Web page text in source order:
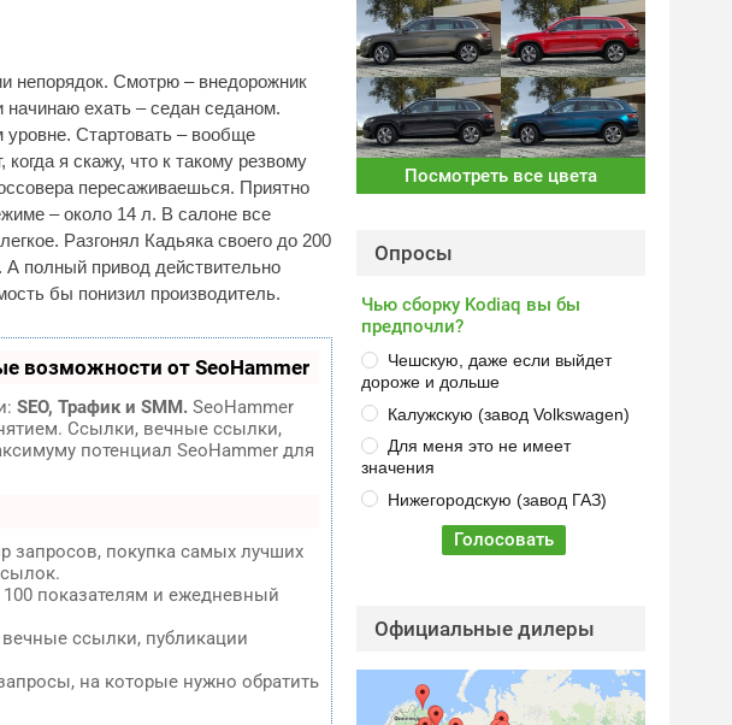
непорядок. Смотрю – внедорожник
ехать – седан седаном.
Стартовать – вообще
я скажу, что к такому резвому
пересаживаешься. Приятно
– около 14 л. В салоне все
Разгонял Кадьяка своего до 200
полный привод действительно
бы понизил производитель.
возможности от SeoHammer
SEO, Трафик и SMM. SeoHammer
Ссылки, вечные ссылки,
потенциал SeoHammer для
запросов, покупка самых лучших
показателям и ежедневный
ссылки, публикации
на которые нужно обратить
Посмотреть все цвета
Опросы
Чью сборку Kodiaq вы бы
предпочли?
Чешскую, даже если выйдет
дороже и дольше
Калужскую (завод Volkswagen)
Для меня это не имеет
значения
Нижегородскую (завод ГАЗ)
Официальные дилеры